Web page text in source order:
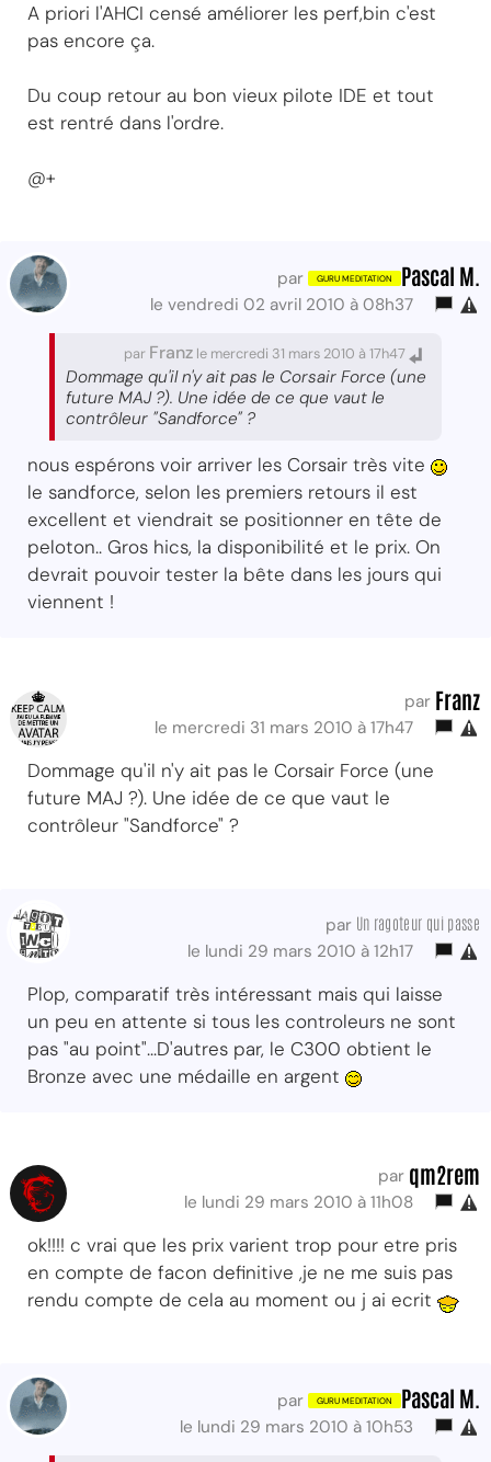
A priori l'AHCI censé améliorer les perf,bin c'est
pas encore ça.
Du coup retour au bon vieux pilote IDE et tout
est rentré dans l'ordre.
@+
par Pascal M.
le vendredi 02 avril 2010 à 08h37
par Franz le mercredi 31 mars 2010 à 17h47
Dommage qu'il n'y ait pas le Corsair Force (une
future MAJ ?). Une idée de ce que vaut le
contrôleur "Sandforce" ?
nous espérons voir arriver les Corsair très vite
le sandforce, selon les premiers retours il est
excellent et viendrait se positionner en tête de
peloton.. Gros hics, la disponibilité et le prix. On
devrait pouvoir tester la bête dans les jours qui
viennent !
par Franz
le mercredi 31 mars 2010 à 17h47
Dommage qu'il n'y ait pas le Corsair Force (une
future MAJ ?). Une idée de ce que vaut le
contrôleur "Sandforce" ?
par Un ragoteur qui passe
le lundi 29 mars 2010 à 12h17
Plop, comparatif très intéressant mais qui laisse
un peu en attente si tous les controleurs ne sont
pas "au point"...D'autres par, le C300 obtient le
Bronze avec une médaille en argent
par qm2rem
le lundi 29 mars 2010 à 11h08
ok!!!! c vrai que les prix varient trop pour etre pris
en compte de facon definitive ,je ne me suis pas
rendu compte de cela au moment ou j ai ecrit
par Pascal M.
le lundi 29 mars 2010 à 10h53